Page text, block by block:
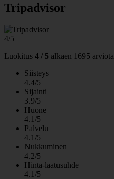
Tripadvisor
4/5
Luokitus 4 / 5 alkaen 1695 arviota
Siisteys
4.4/5
Sijainti
3.9/5
Huone
4.1/5
Palvelu
4.1/5
Nukkuminen
4.2/5
Hinta-laatusuhde
4.1/5